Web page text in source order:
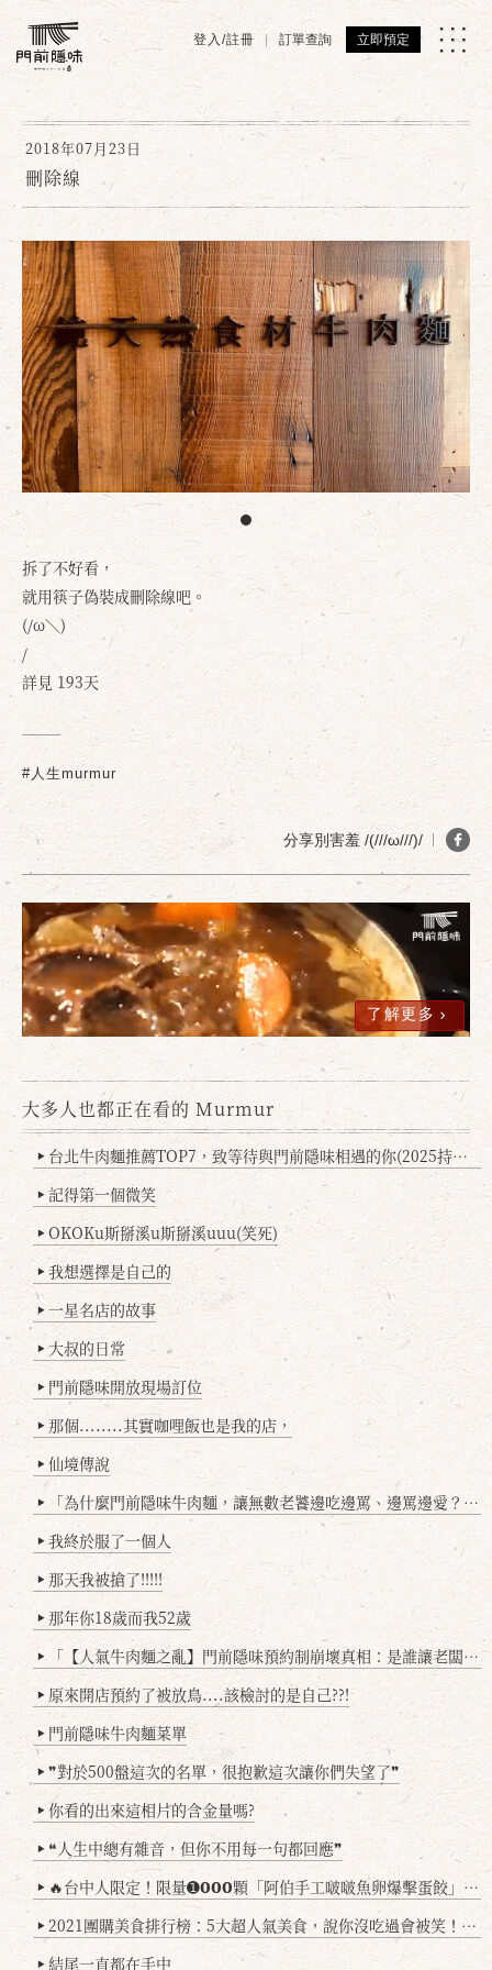
登入/註冊 訂單查詢 立即預定
2018年07月23日
刪除線
拆了不好看，
就用筷子偽裝成刪除線吧。
(/ω＼)
/
詳見 193天
#人生murmur
分享別害羞 /(///ω///)/
了解更多
大多人也都正在看的 Murmur
▶ 台北牛肉麵推薦TOP7，致等待與門前隱味相遇的你(2025持續更新
▶ 記得第一個微笑
▶ OKOKu斯掰溪u斯掰溪uuu(笑死)
▶ 我想選擇是自己的
▶ 一星名店的故事
▶ 大叔的日常
▶ 門前隱味開放現場訂位
▶ 那個........其實咖哩飯也是我的店，
▶ 仙境傳說
▶ 「為什麼門前隱味牛肉麵，讓無數老饕邊吃邊罵、邊罵邊愛？小辣雞揭密！」
▶ 我終於服了一個人
▶ 那天我被搶了!!!!!
▶ 那年你18歲而我52歲
▶ 「【人氣牛肉麵之亂】門前隱味預約制崩壞真相：是誰讓老闆心灰意冷？」
▶ 原來開店預約了被放鳥....該檢討的是自己??!
▶ 門前隱味牛肉麵菜單
▶ ❞對於500盤這次的名單，很抱歉這次讓你們失望了❞
▶ 你看的出來這相片的含金量嗎?
▶ ❝人生中總有雜音，但你不用每一句都回應❞
▶ 🔥台中人限定！限量➊𝟬𝟬𝟬顆「阿伯手工啵啵魚卵爆擊蛋餃」台北已被搶爆2萬顆，最後名額門前隱味只留給你！🥟💥
▶ 2021團購美食排行榜：5大超人氣美食，說你沒吃過會被笑！(持續更新
▶ 結尾一直都在手中
取消